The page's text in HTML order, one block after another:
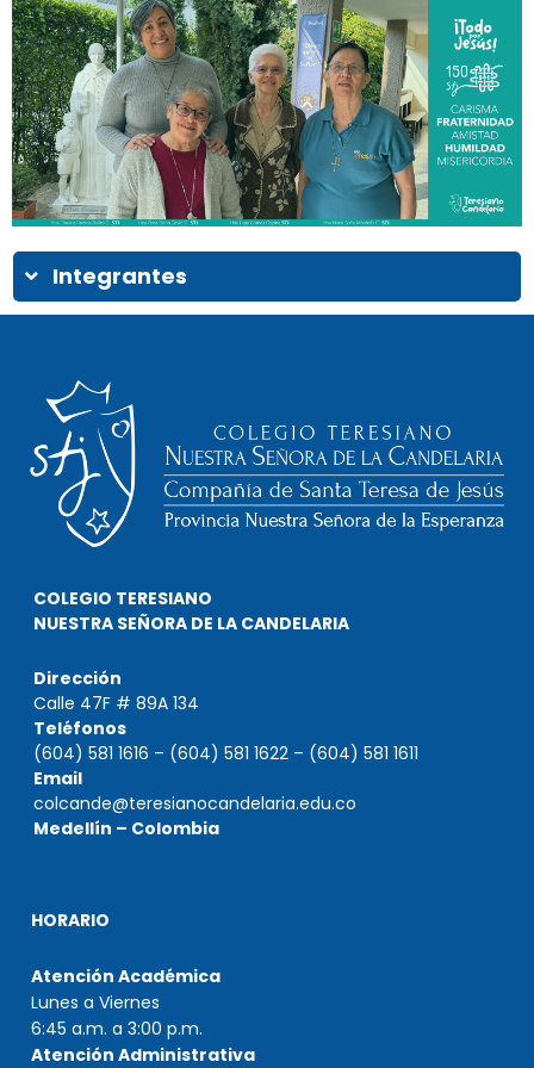
Integrantes
COLEGIO TERESIANO
NUESTRA SEÑORA DE LA CANDELARIA
Dirección
Calle 47F # 89A 134
Teléfonos
(604) 581 1616 – (604) 581 1622 – (604) 581 1611
Email
colcande@teresianocandelaria.edu.co
Medellín – Colombia
HORARIO
Atención Académica
Lunes a Viernes
6:45 a.m. a 3:00 p.m.
Atención Administrativa